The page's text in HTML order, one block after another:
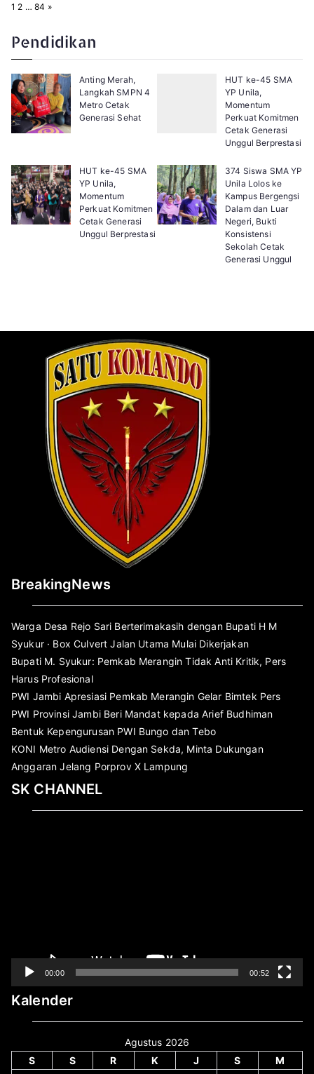
P
:
1 2 … 84 N
»
Pendidikan
Anting Merah,
Langkah SMPN 4
Metro Cetak
Generasi Sehat
HUT ke-45 SMA
YP Unila,
Momentum
Perkuat Komitmen
Cetak Generasi
Unggul Berprestasi
HUT ke-45 SMA
YP Unila,
Momentum
Perkuat Komitmen
Cetak Generasi
Unggul Berprestasi
374 Siswa SMA YP
Unila Lolos ke
Kampus Bergengsi
Dalam dan Luar
Negeri, Bukti
Konsistensi
Sekolah Cetak
Generasi Unggul
BreakingNews
Warga Desa Rejo Sari Berterimakasih dengan Bupati H M
Syukur · Box Culvert Jalan Utama Mulai Dikerjakan
Bupati M. Syukur: Pemkab Merangin Tidak Anti Kritik, Pers
Harus Profesional
PWI Jambi Apresiasi Pemkab Merangin Gelar Bimtek Pers
PWI Provinsi Jambi Beri Mandat kepada Arief Budhiman
Bentuk Kepengurusan PWI Bungo dan Tebo
KONI Metro Audiensi Dengan Sekda, Minta Dukungan
Anggaran Jelang Porprov X Lampung
SK CHANNEL
00:00 00:52
Kalender
Agustus 2026
S
S R K J S
M